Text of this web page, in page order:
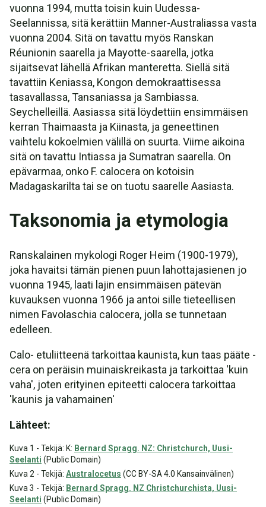
vuonna 1994, mutta toisin kuin Uudessa-
Seelannissa, sitä kerättiin Manner-Australiassa vasta
vuonna 2004. Sitä on tavattu myös Ranskan
Réunionin saarella ja Mayotte-saarella, jotka
sijaitsevat lähellä Afrikan manteretta. Siellä sitä
tavattiin Keniassa, Kongon demokraattisessa
tasavallassa, Tansaniassa ja Sambiassa.
Seychelleillä. Aasiassa sitä löydettiin ensimmäisen
kerran Thaimaasta ja Kiinasta, ja geneettinen
vaihtelu kokoelmien välillä on suurta. Viime aikoina
sitä on tavattu Intiassa ja Sumatran saarella. On
epävarmaa, onko F. calocera on kotoisin
Madagaskarilta tai se on tuotu saarelle Aasiasta.
Taksonomia ja etymologia
Ranskalainen mykologi Roger Heim (1900-1979),
joka havaitsi tämän pienen puun lahottajasienen jo
vuonna 1945, laati lajin ensimmäisen pätevän
kuvauksen vuonna 1966 ja antoi sille tieteellisen
nimen Favolaschia calocera, jolla se tunnetaan
edelleen.
Calo- etuliitteenä tarkoittaa kaunista, kun taas pääte -
cera on peräisin muinaiskreikasta ja tarkoittaa 'kuin
vaha', joten erityinen epiteetti calocera tarkoittaa
'kaunis ja vahamainen'
Lähteet:
Kuva 1 - Tekijä: K: Bernard Spragg. NZ: Christchurch, Uusi-
Seelanti (Public Domain)
Kuva 2 - Tekijä: Australocetus (CC BY-SA 4.0 Kansainvälinen)
Kuva 3 - Tekijä: Bernard Spragg. NZ Christchurchista, Uusi-
Seelanti (Public Domain)